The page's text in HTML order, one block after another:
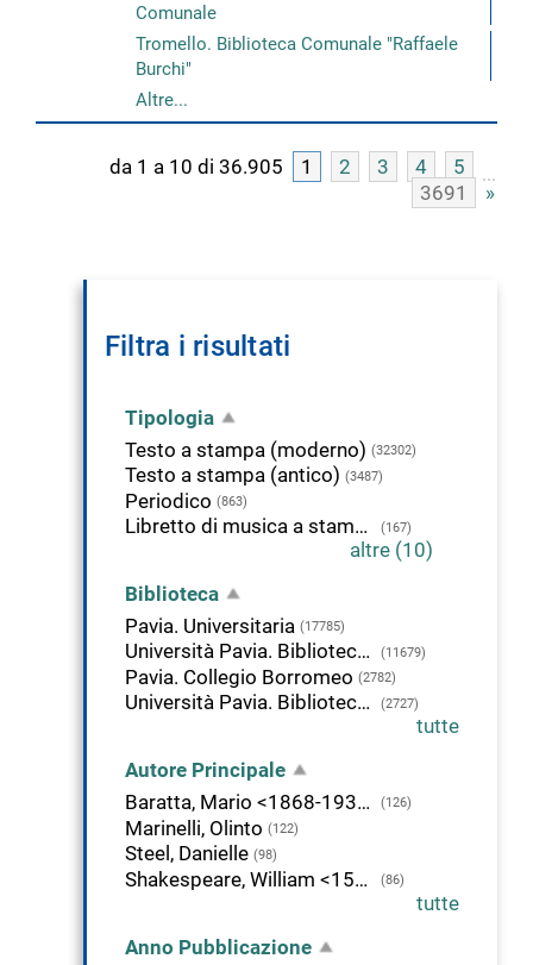
Comunale
Tromello. Biblioteca Comunale "Raffaele
Burchi"
Altre...
da 1 a 10 di 36.905 1 2 3 4
5
3691
»
Filtra i risultati
Tipologia
Testo a stampa (moderno) (32302)
Testo a stampa (antico) (3487)
Periodico (863)
Libretto di musica a stampa (167)
altre (10)
Biblioteca
Pavia. Universitaria (17785)
Università Pavia. Biblioteca di Studi Umanistici (11679)
Pavia. Collegio Borromeo (2782)
Università Pavia. Biblioteca di Giurisprudenza (2727)
tutte
Autore Principale
Baratta, Mario <1868-1935>
(126)
Marinelli, Olinto (122)
Steel, Danielle (98)
Shakespeare, William <1564-1616> (86)
tutte
Anno Pubblicazione